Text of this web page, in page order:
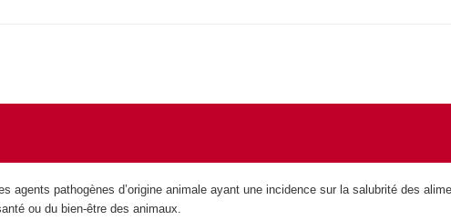
pathogènes d’origine animale ayant une incidence sur la salubrité des
ou du bien-être des animaux.